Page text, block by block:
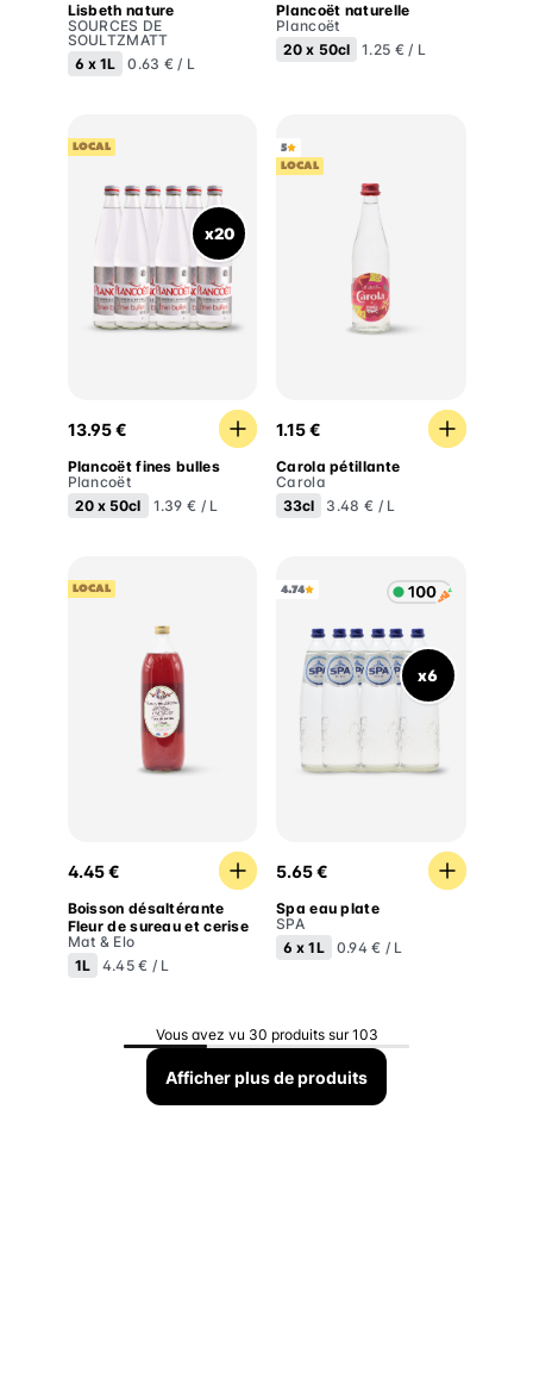
Lisbeth nature
SOURCES DE
SOULTZMATT
6 x1L 0.63 € / L
Plancoët naturelle
Plancoët
20 x 50cl 1.25 € / L
LOCAL
x20
Plancoët fines bulles
13.95 €
Plancoët fines bulles
Plancoët
20 x50cl 1.39 € / L
5
LOCAL
1.15 €
Carola pétillante
Carola
33cl
3.48 € / L
LOCAL
Boisson désaltérante Fleur de sureau et cerise
4.45 €
Boisson désaltérante
Fleur de sureau et cerise
Mat & Elo
1L
4.45 € / L
4.74
x6
5.65 €
Spa eau plate
SPA
6 x 1L 0.94 € / L
Vous avez vu 30 produits sur 103
Afficher plus de produits